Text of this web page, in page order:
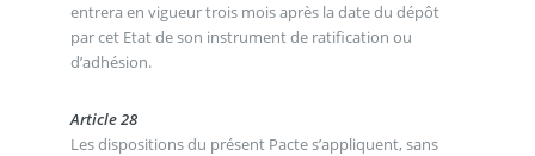
entrera en vigueur trois mois après la date du dépôt
par cet Etat de son instrument de ratification ou
d’adhésion.
Article 28
Les dispositions du présent Pacte s’appliquent, sans